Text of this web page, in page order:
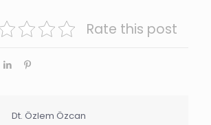
Rate this post
Dt. Özlem Özcan